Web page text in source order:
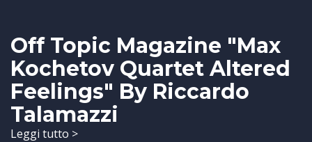
Off Topic Magazine "Max
Kochetov Quartet Altered
Feelings" By Riccardo
Talamazzi
Leggi tutto >